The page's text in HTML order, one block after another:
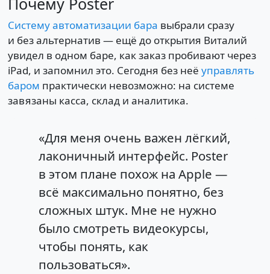
Систему автоматизации бара выбрали сразу
и без альтернатив — ещё до открытия Виталий
увидел в одном баре, как заказ пробивают через
iPad, и запомнил это. Сегодня без неё управлять
баром практически невозможно: на системе
завязаны касса, склад и аналитика.
«Для меня очень важен лёгкий,
лаконичный интерфейс. Poster
в этом плане похож на Apple —
всё максимально понятно, без
сложных штук. Мне не нужно
было смотреть видеокурсы,
чтобы понять, как
пользоваться».